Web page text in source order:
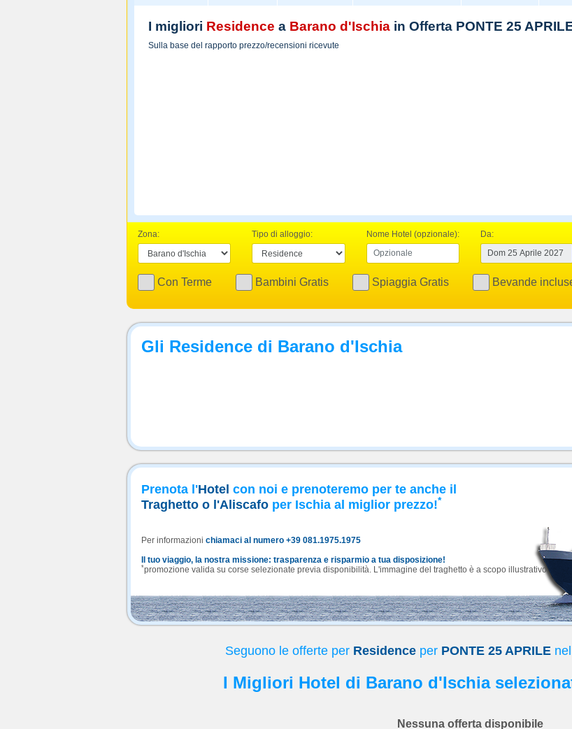
I migliori Residence a Barano d'Ischia in Offerta PONTE 25
Sulla base del rapporto prezzo/recensioni ricevute
Zona: Tipo di alloggio: Nome Hotel (opzionale): Da:
Con Terme Bambini Gratis Spiaggia Gratis Bevande
Gli Residence di Barano d'Ischia
Prenota l'Hotel con noi e prenoteremo per te anche il
Traghetto o l'Aliscafo per Ischia al miglior prezzo!*
Per informazioni chiamaci al numero +39 081.1975.1975
Il tuo viaggio, la nostra missione: trasparenza e risparmio a tua disposizione!
*promozione valida su corse selezionate previa disponibilità. L'immagine del traghetto è a scopo illustrativo.
Seguono le offerte per Residence per PONTE 25 APRILE
I Migliori Hotel di Barano d'Ischia
Nessuna offerta disponibile